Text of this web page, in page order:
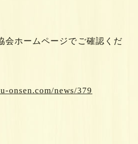
会ホームページでご確認くだ
onsen.com/news/379